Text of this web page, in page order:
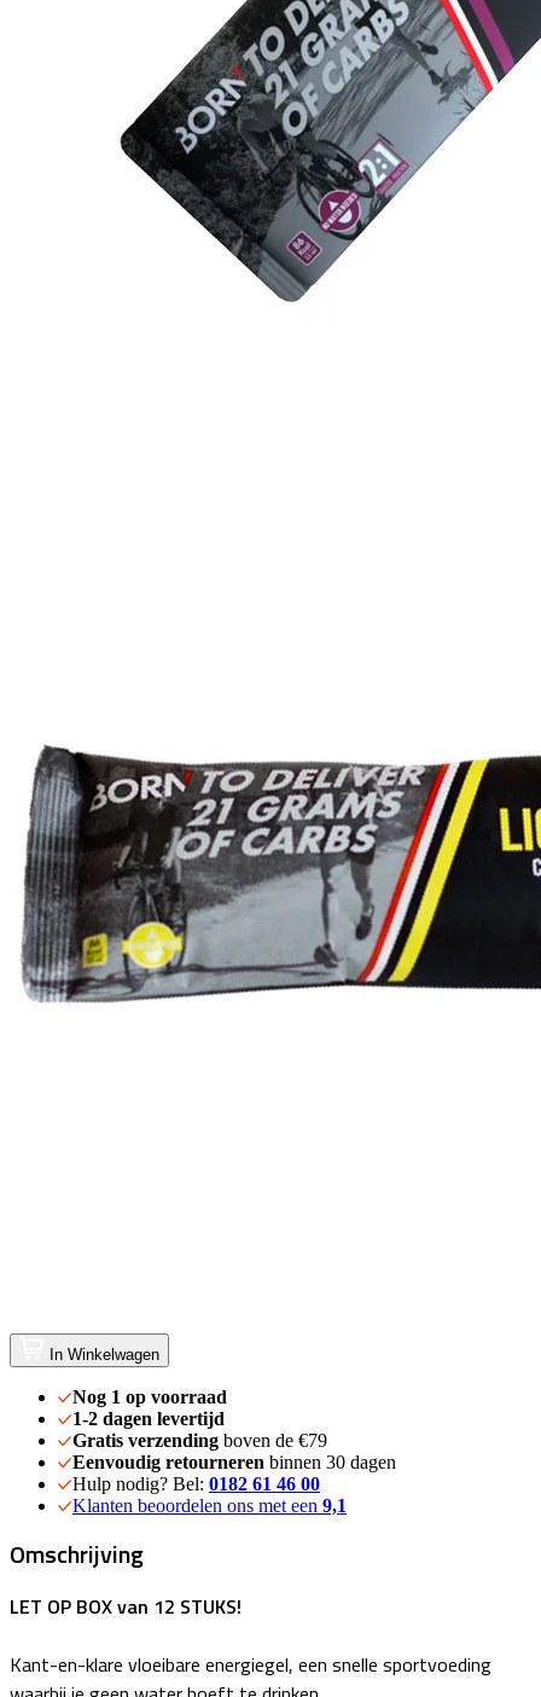
In Winkelwagen
Nog 1 op voorraad
1-2 dagen levertijd
Gratis verzending boven de €79
Eenvoudig retourneren binnen 30 dagen
Hulp nodig? Bel: 0182 61 46 00
Klanten beoordelen ons met een 9,1
Omschrijving
LET OP BOX van 12 STUKS!
Kant-en-klare vloeibare energiegel, een snelle sportvoeding